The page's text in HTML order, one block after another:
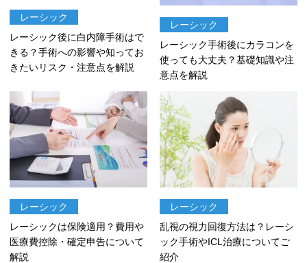
レーシック
レーシック後に白内障手術はで
きる？手術への影響や知ってお
きたいリスク・注意点を解説
レーシック
レーシック手術後にカラコンを
使っても大丈夫？基礎知識や注
意点を解説
レーシック
レーシックは保険適用？費用や
医療費控除・確定申告について
解説
レーシック
乱視の視力回復方法は？レーシ
ック手術やICL治療についてご
紹介